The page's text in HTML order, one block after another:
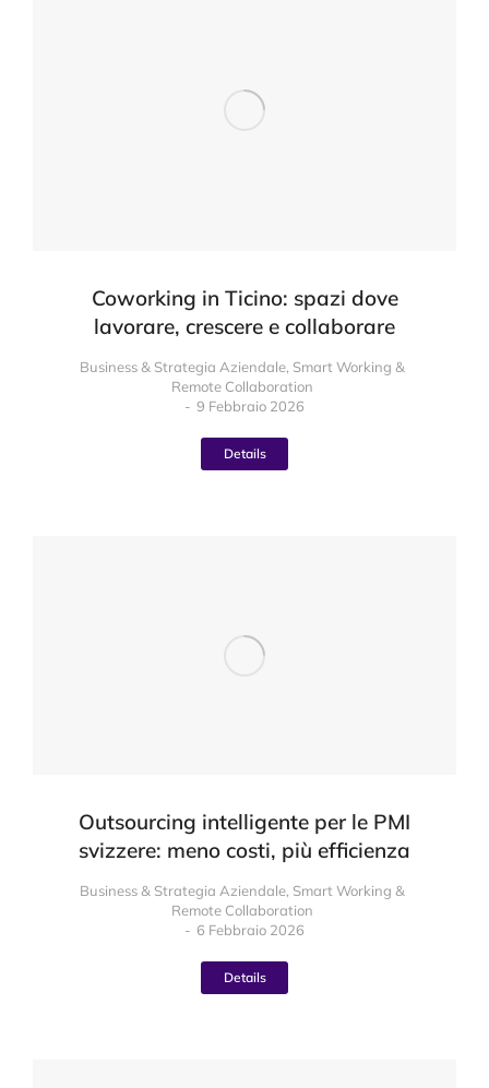
Coworking in Ticino: spazi dove
lavorare, crescere e collaborare
Business & Strategia Aziendale, Smart Working &
Remote Collaboration
9 Febbraio 2026
Details
Outsourcing intelligente per le PMI
svizzere: meno costi, più efficienza
Business & Strategia Aziendale, Smart Working &
Remote Collaboration
6 Febbraio 2026
Details